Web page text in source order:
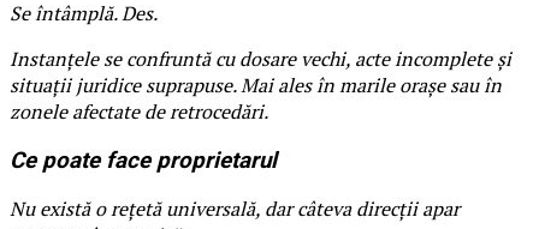
Se întâmplă. Des.
Instanțele se confruntă cu dosare vechi, acte incomplete și
situații juridice suprapuse. Mai ales în marile orașe sau în
zonele afectate de retrocedări.
Ce poate face proprietarul
Nu există o rețetă universală, dar câteva direcții apar